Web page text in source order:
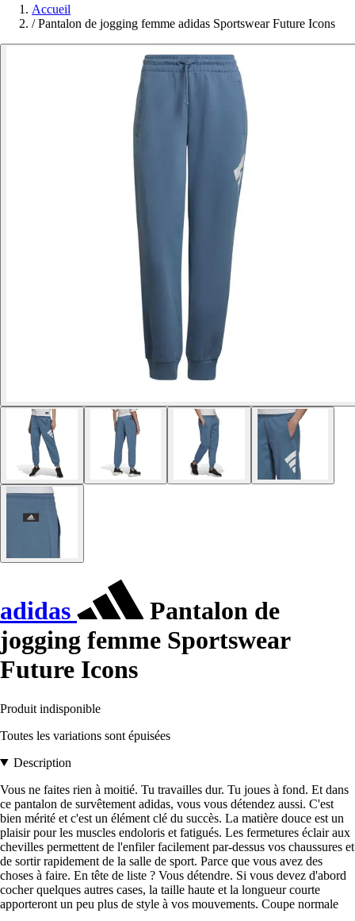
Accueil
/ Pantalon de jogging femme adidas Sportswear Future Icons
adidas
Pantalon de
jogging femme Sportswear
Future Icons
Produit indisponible
Toutes les variations sont épuisées
Description
Vous ne faites rien à moitié. Tu travailles dur. Tu joues à fond. Et dans
ce pantalon de survêtement adidas, vous vous détendez aussi. C'est
bien mérité et c'est un élément clé du succès. La matière douce est un
plaisir pour les muscles endoloris et fatigués. Les fermetures éclair aux
chevilles permettent de l'enfiler facilement par-dessus vos chaussures et
de sortir rapidement de la salle de sport. Parce que vous avez des
choses à faire. En tête de liste ? Vous détendre. Si vous devez d'abord
cocher quelques autres cases, la taille haute et la longueur courte
apporteront un peu plus de style à vos mouvements. Coupe normale